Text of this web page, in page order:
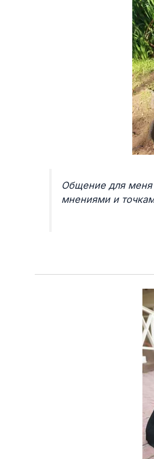
Общение для меня
мнениями и